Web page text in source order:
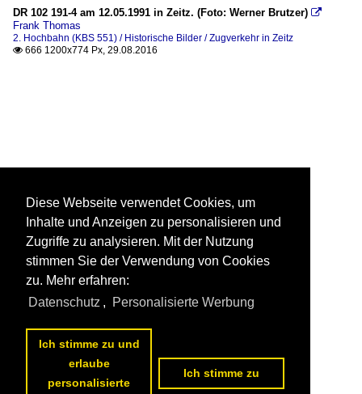
DR 102 191-4 am 12.05.1991 in Zeitz. (Foto: Werner Brutzer) 
Frank Thomas
2. Hochbahn (KBS 551) / Historische Bilder / Zugverkehr in Zeitz
 666 1200x774 Px, 29.08.2016
Diese Webseite verwendet Cookies, um
Inhalte und Anzeigen zu personalisieren und
Zugriffe zu analysieren. Mit der Nutzung
stimmen Sie der Verwendung von Cookies
zu. Mehr erfahren:
Datenschutz , Personalisierte Werbung
Ich stimme zu und
erlaube
personalisierte
Ich stimme zu